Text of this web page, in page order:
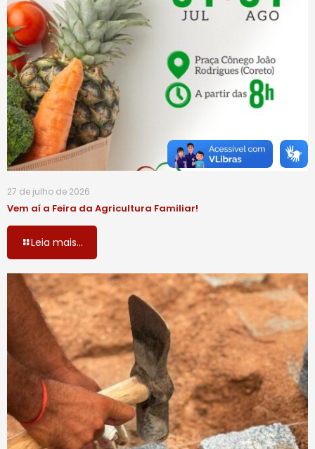
27 de julho de 2026
Vem aí a Feira da Agricultura Familiar!
Leia mais...